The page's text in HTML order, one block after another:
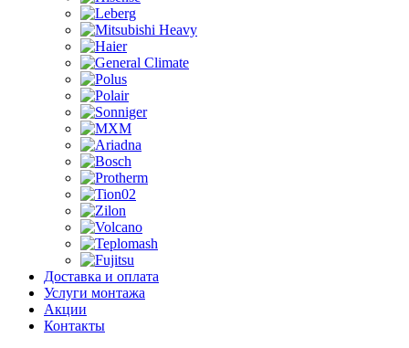
Доставка и оплата
Услуги монтажа
Акции
Контакты